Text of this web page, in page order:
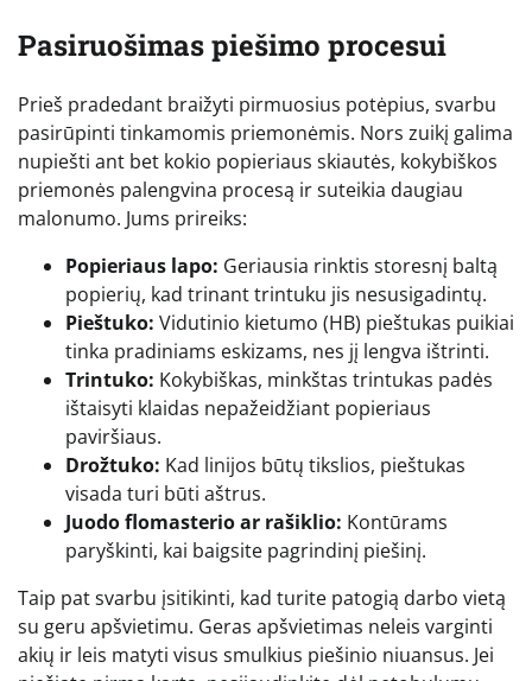
Pasiruošimas piešimo procesui
Prieš pradedant braižyti pirmuosius potėpius, svarbu
pasirūpinti tinkamomis priemonėmis. Nors zuikį galima
nupiešti ant bet kokio popieriaus skiautės, kokybiškos
priemonės palengvina procesą ir suteikia daugiau
malonumo. Jums prireiks:
Popieriaus lapo: Geriausia rinktis storesnį baltą
popierių, kad trinant trintuku jis nesusigadintų.
Pieštuko: Vidutinio kietumo (HB) pieštukas puikiai
tinka pradiniams eskizams, nes jį lengva ištrinti.
Trintuko: Kokybiškas, minkštas trintukas padės
ištaisyti klaidas nepažeidžiant popieriaus
paviršiaus.
Drožtuko: Kad linijos būtų tikslios, pieštukas
visada turi būti aštrus.
Juodo flomasterio ar rašiklio: Kontūrams
paryškinti, kai baigsite pagrindinį piešinį.
Taip pat svarbu įsitikinti, kad turite patogią darbo vietą
su geru apšvietimu. Geras apšvietimas neleis varginti
akių ir leis matyti visus smulkius piešinio niuansus. Jei